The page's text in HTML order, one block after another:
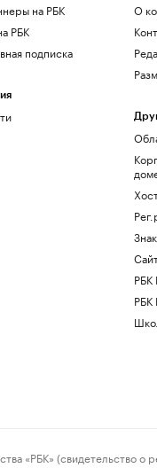
на РБК
РБК
подписка
О
РБК
РБК
(свидетельство о